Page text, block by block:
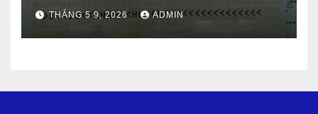
THÁNG 5 9, 2026 ADMIN